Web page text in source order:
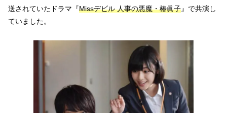
送されていたドラマ『Missデビル 人事の悪魔・椿眞子』で共演し
ていました。